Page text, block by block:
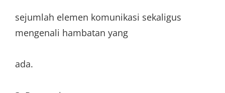
sejumlah elemen komunikasi sekaligus
mengenali hambatan yang
ada.